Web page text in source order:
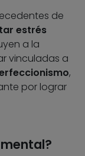
de
estrés
a la
vinculadas a
,
por lograr